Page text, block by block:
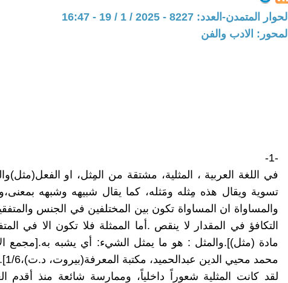
الحوار المتمدن-العدد: 8227 - 2025 / 1 / 19 - 16:47
المحور: الادب والفن
-1-
في اللغة العربية ، المثلية، مشتقة من المِثل، او
تسوية ويقال هذه مِثله ومَثله، كما يقال شبيهه وشبهه
والمساواة ان المساواة تكون بين المختلفين في الجنس
التكافؤ في المقدار لا ينقص .أما الممثلة فلا تكون الا في
مادة (مثل)].والمثل : هو ما يمثل الشيء: أي يشبه به.[مجمع
محمد محيي الدين عبدالحميد، مكتبة المعرفة(بيروت، د.ت)،1/6].
لقد كانت المثلية شعوراً داخلياً، وممارسة شائعة منذ